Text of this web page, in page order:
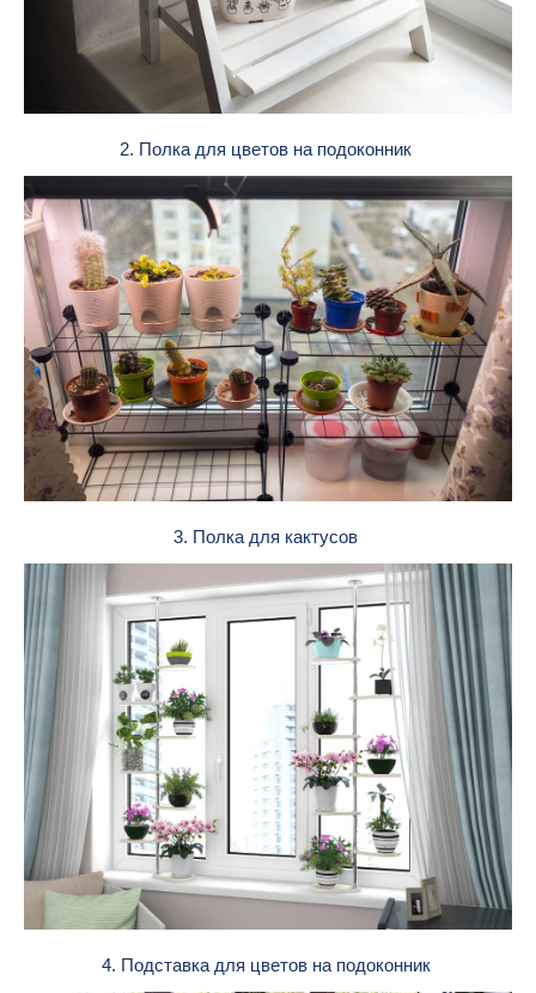
2. Полка для цветов на подоконник
3. Полка для кактусов
4. Подставка для цветов на подоконник